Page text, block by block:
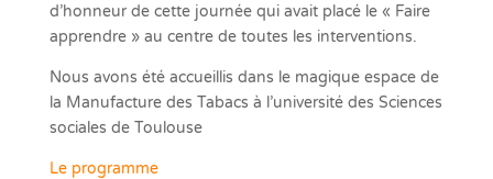
d’honneur de cette journée qui avait placé le « Faire
apprendre » au centre de toutes les interventions.
Nous avons été accueillis dans le magique espace de
la Manufacture des Tabacs à l’université des Sciences
sociales de Toulouse
Le programme